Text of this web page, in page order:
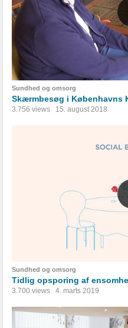
Sundhed og omsorg
Skærmbesøg i Københavns
3.756 views 15. august 2018
Sundhed og omsorg
Tidlig opsporing af
3.700 views 4. marts 2019